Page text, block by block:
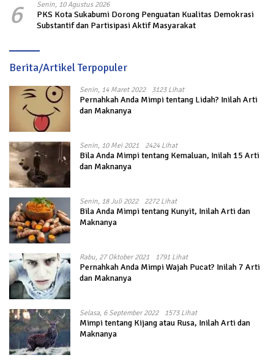
6 Senin, 10 Agustus 2026
PKS Kota Sukabumi Dorong Penguatan Kualitas Demokrasi
Substantif dan Partisipasi Aktif Masyarakat
Berita/Artikel Terpopuler
Senin, 14 Maret 2022 3123 Lihat
Pernahkah Anda Mimpi tentang Lidah? Inilah Arti
dan Maknanya
Senin, 10 Mei 2021 2424 Lihat
Bila Anda Mimpi tentang Kemaluan, Inilah 15 Arti
dan Maknanya
Senin, 18 Juli 2022 2272 Lihat
Bila Anda Mimpi tentang Kunyit, Inilah Arti dan
Maknanya
Rabu, 27 Oktober 2021 1791 Lihat
Pernahkah Anda Mimpi Wajah Pucat? Inilah 7 Arti
dan Maknanya
Selasa, 6 September 2022 1573 Lihat
Mimpi tentang Kijang atau Rusa, Inilah Arti dan
Maknanya